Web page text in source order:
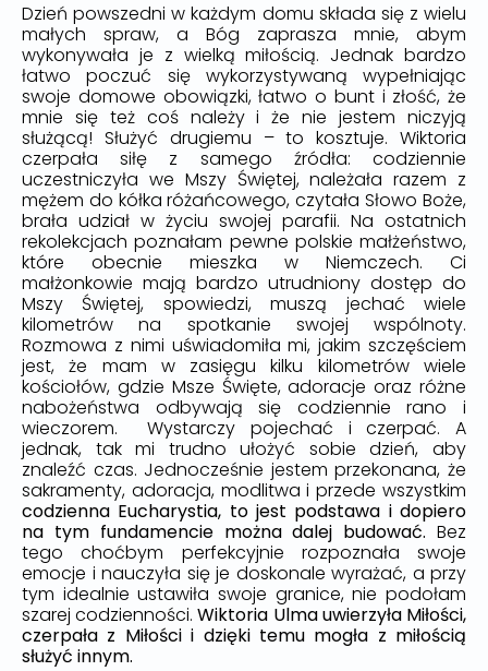
Dzień powszedni w każdym domu składa się z wielu
małych spraw, a Bóg zaprasza mnie, abym
wykonywała je z wielką miłością. Jednak bardzo
łatwo poczuć się wykorzystywaną wypełniając
swoje domowe obowiązki, łatwo o bunt i złość, że
mnie się też coś należy i że nie jestem niczyją
służącą! Służyć drugiemu – to kosztuje. Wiktoria
czerpała siłę z samego źródła: codziennie
uczestniczyła we Mszy Świętej, należała razem z
mężem do kółka różańcowego, czytała Słowo Boże,
brała udział w życiu swojej parafii. Na ostatnich
rekolekcjach poznałam pewne polskie małżeństwo,
które obecnie mieszka w Niemczech. Ci
małżonkowie mają bardzo utrudniony dostęp do
Mszy Świętej, spowiedzi, muszą jechać wiele
kilometrów na spotkanie swojej wspólnoty.
Rozmowa z nimi uświadomiła mi, jakim szczęściem
jest, że mam w zasięgu kilku kilometrów wiele
kościołów, gdzie Msze Święte, adoracje oraz różne
nabożeństwa odbywają się codziennie rano i
wieczorem. Wystarczy pojechać i czerpać. A
jednak, tak mi trudno ułożyć sobie dzień, aby
znaleźć czas. Jednocześnie jestem przekonana, że
sakramenty, adoracja, modlitwa i przede wszystkim
codzienna Eucharystia, to jest podstawa i dopiero
na tym fundamencie można dalej budować. Bez
tego choćbym perfekcyjnie rozpoznała swoje
emocje i nauczyła się je doskonale wyrażać, a przy
tym idealnie ustawiła swoje granice, nie podołam
szarej codzienności.Wiktoria Ulma uwierzyła Miłości,
czerpała z Miłości i dzięki temu mogła z miłością
służyć innym.